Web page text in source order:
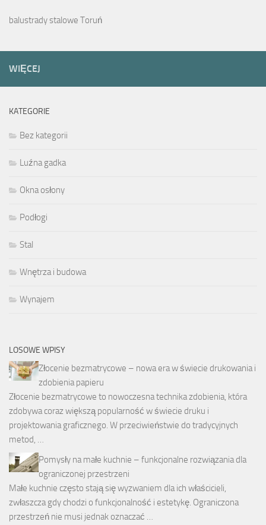
balustrady stalowe Toruń
WIĘCEJ
KATEGORIE
Bez kategorii
Luźna gadka
Okna osłony
Podłogi
Stal
Wnętrza i budowa
Wynajem
LOSOWE WPISY
Złocenie bezmatrycowe – nowa era w świecie drukowania i
zdobienia papieru
Złocenie bezmatrycowe to nowoczesna technika zdobienia, która
zdobywa coraz większą popularność w świecie druku i
projektowania graficznego. W przeciwieństwie do tradycyjnych
metod, …
Pomysły na małe kuchnie – funkcjonalne rozwiązania dla
ograniczonej przestrzeni
Małe kuchnie często stają się wyzwaniem dla ich właścicieli,
zwłaszcza gdy chodzi o funkcjonalność i estetykę. Ograniczona
przestrzeń nie musi jednak oznaczać …